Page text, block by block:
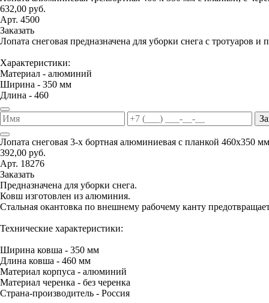
632,00 руб.
Арт. 4500
Заказать
Лопата снеговая предназначена для уборки снега с тротуаров
Характеристики:
Материал - алюминий
Ширина - 350 мм
Длина - 460
Лопата снеговая 3-х бортная алюминиевая с планкой 460х350 мм
392,00 руб.
Арт. 18276
Заказать
Предназначена для уборки снега.
Ковш изготовлен из алюминия.
Стальная окантовка по внешнему рабочему канту
Технические характеристики:
Ширина ковша - 350 мм
Длина ковша - 460 мм
Материал корпуса - алюминий
Материал черенка - без черенка
Страна-производитель - Россия